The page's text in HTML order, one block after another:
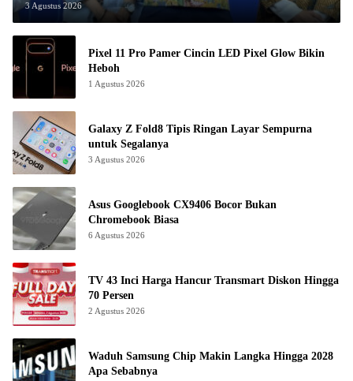
3 Agustus 2026
Pixel 11 Pro Pamer Cincin LED Pixel Glow Bikin
Heboh
1 Agustus 2026
Galaxy Z Fold8 Tipis Ringan Layar Sempurna
untuk Segalanya
3 Agustus 2026
Asus Googlebook CX9406 Bocor Bukan
Chromebook Biasa
6 Agustus 2026
TV 43 Inci Harga Hancur Transmart Diskon Hingga
70 Persen
2 Agustus 2026
Waduh Samsung Chip Makin Langka Hingga 2028
Apa Sebabnya